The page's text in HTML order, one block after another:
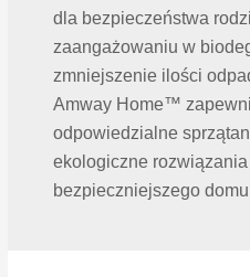
dla bezpieczeństwa
zaangażowaniu w
zmniejszenie ilości
Amway Home™
odpowiedzialne
ekologiczne
bezpieczniejszego